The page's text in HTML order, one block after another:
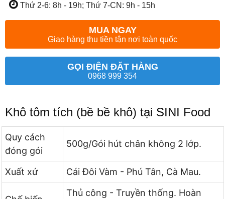
Thứ 2-6: 8h - 19h; Thứ 7-CN: 9h - 15h
MUA NGAY
Giao hàng thu tiền tận nơi toàn quốc
GỌI ĐIỆN ĐẶT HÀNG
0968 999 354
Khô tôm tích (bề bề khô) tại SINI Food
Quy cách
đóng gói
500g/Gói hút chân không 2 lớp.
Xuất xứ Cái Đôi Vàm - Phú Tân, Cà Mau.
Thủ công - Truyền thống. Hoàn